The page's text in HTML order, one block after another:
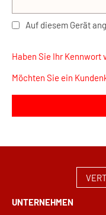
Auf diesem Gerät
Haben Sie Ihr Kennwort
Möchten Sie ein
UNTERNEHMEN